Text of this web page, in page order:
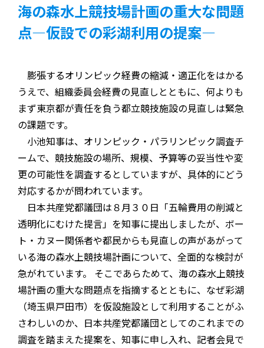
海の森水上競技場計画の重大な問題
点―仮設での彩湖利用の提案―
膨張するオリンピック経費の縮減・適正化をはかる
うえで、組織委員会経費の見直しとともに、何よりも
まず東京都が責任を負う都立競技施設の見直しは緊急
の課題です。
小池知事は、オリンピック・パラリンピック調査チ
ームで、競技施設の場所、規模、予算等の妥当性や変
更の可能性を調査するとしていますが、具体的にどう
対応するかが問われています。
日本共産党都議団は８月３０日「五輪費用の削減と
透明化にむけた提言」を知事に提出しましたが、ボー
ト・カヌー関係者や都民からも見直しの声があがって
いる海の森水上競技場計画について、全面的な検討が
急がれています。 そこであらためて、海の森水上競技
場計画の重大な問題点を指摘するとともに、なぜ彩湖
（埼玉県戸田市）を仮設施設として利用することがふ
さわしいのか、日本共産党都議団としてのこれまでの
調査を踏まえた提案を、知事に申し入れ、記者会見で